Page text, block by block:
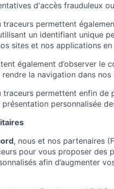
d'accès frauduleux
traceurs permettent
un identifiant unique
sites et nos applications
également d’observer
la navigation dans
traceurs permettent enfin
personnalisée
, nous et nos partenaires
pour vous proposer des
afin d’augmenter